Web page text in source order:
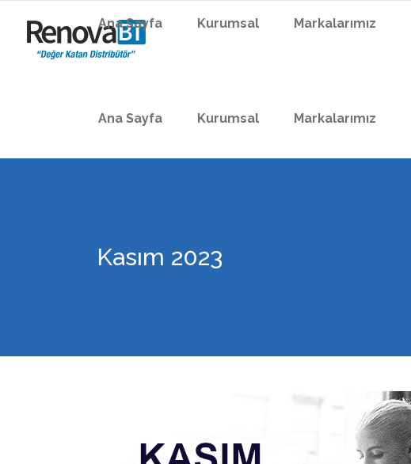
Ana Sayfa Kurumsal Markalarımız
Ana Sayfa Kurumsal Markalarımız
Kasım 2023